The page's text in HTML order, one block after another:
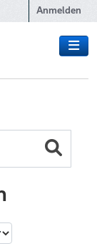
Anmelden